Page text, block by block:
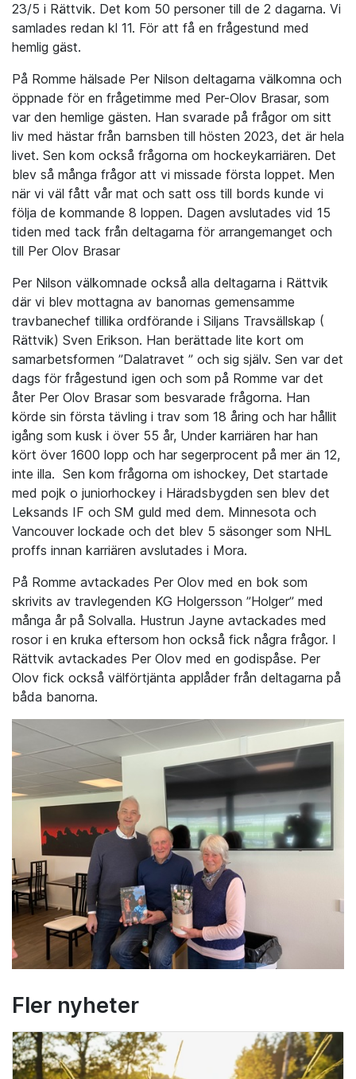
23/5 i Rättvik. Det kom 50 personer till de 2 dagarna. Vi
samlades redan kl 11. För att få en frågestund med
hemlig gäst.
På Romme hälsade Per Nilson deltagarna välkomna och
öppnade för en frågetimme med Per-Olov Brasar, som
var den hemlige gästen. Han svarade på frågor om sitt
liv med hästar från barnsben till hösten 2023, det är hela
livet. Sen kom också frågorna om hockeykarriären. Det
blev så många frågor att vi missade första loppet. Men
när vi väl fått vår mat och satt oss till bords kunde vi
följa de kommande 8 loppen. Dagen avslutades vid 15
tiden med tack från deltagarna för arrangemanget och
till Per Olov Brasar
Per Nilson välkomnade också alla deltagarna i Rättvik
där vi blev mottagna av banornas gemensamme
travbanechef tillika ordförande i Siljans Travsällskap (
Rättvik) Sven Erikson. Han berättade lite kort om
samarbetsformen ”Dalatravet ” och sig själv. Sen var det
dags för frågestund igen och som på Romme var det
åter Per Olov Brasar som besvarade frågorna. Han
körde sin första tävling i trav som 18 åring och har hållit
igång som kusk i över 55 år, Under karriären har han
kört över 1600 lopp och har segerprocent på mer än 12,
inte illa. Sen kom frågorna om ishockey, Det startade
med pojk o juniorhockey i Häradsbygden sen blev det
Leksands IF och SM guld med dem. Minnesota och
Vancouver lockade och det blev 5 säsonger som NHL
proffs innan karriären avslutades i Mora.
På Romme avtackades Per Olov med en bok som
skrivits av travlegenden KG Holgersson ”Holger” med
många år på Solvalla. Hustrun Jayne avtackades med
rosor i en kruka eftersom hon också fick några frågor. I
Rättvik avtackades Per Olov med en godispåse. Per
Olov fick också välförtjänta applåder från deltagarna på
båda banorna.
Fler nyheter